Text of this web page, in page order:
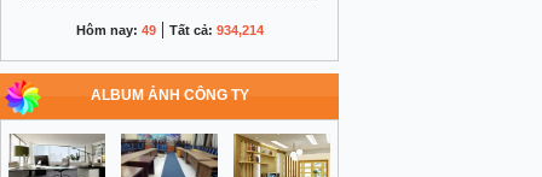
Hôm nay: 49| Tất cả: 934,214
ALBUM ẢNH CÔNG TY